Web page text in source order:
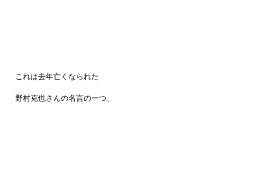
これは去年亡くなられた
野村克也さんの名言の一つ、